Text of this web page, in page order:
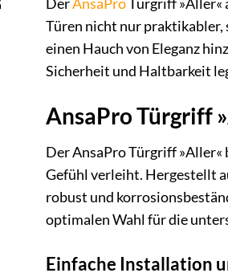
DerAnsaProTürgriff »Aller«
Türen nicht nur praktikabler,
einen Hauch von Eleganz
Sicherheit und Haltbarkeit
AnsaPro Türgriff
Der AnsaPro Türgriff »Aller«
Gefühl verleiht. Hergestellt
robust und
optimalen Wahl für die
Einfache Installation